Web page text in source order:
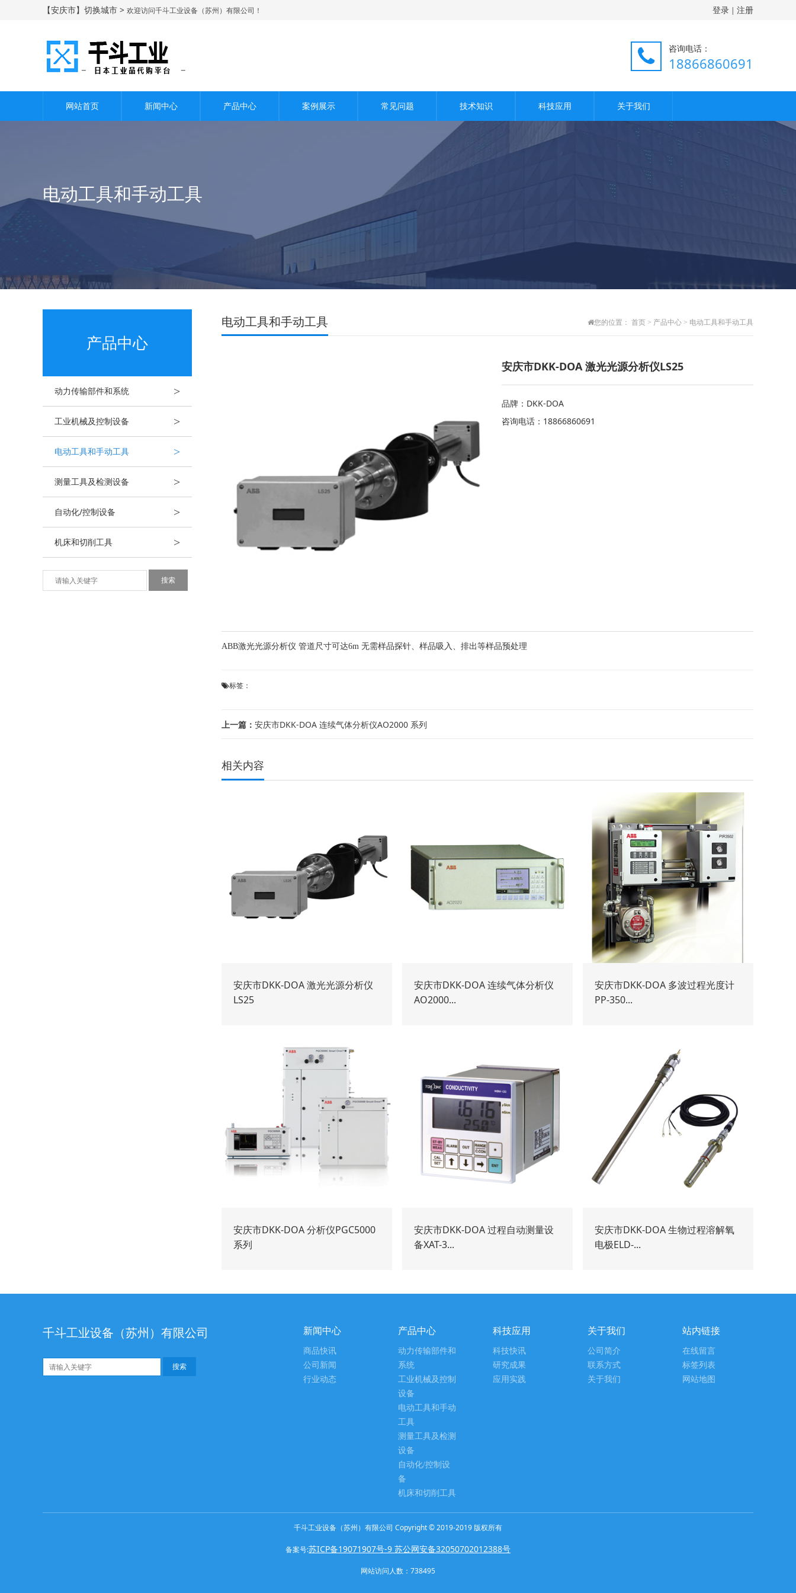
【安庆市】切换城市 > 欢迎访问千斗工业设备（苏州）有限公司！ 登录 | 注册
咨询电话：
18866860691
网站首页 新闻中心 产品中心 案例展示 常见问题 技术知识 科技应用 关于我们
电动工具和手动工具
产品中心
动力传输部件和系统 >
工业机械及控制设备 >
电动工具和手动工具 >
测量工具及检测设备 >
自动化/控制设备 >
机床和切削工具 >
电动工具和手动工具 您的位置： 首页 > 产品中心 > 电动工具和手动工具
安庆市DKK-DOA 激光光源分析仪LS25
品牌：DKK-DOA
咨询电话：18866860691
ABB激光光源分析仪 管道尺寸可达6m 无需样品探针、样品吸入、排出等样品预处理
标签：
上一篇： 安庆市DKK-DOA 连续气体分析仪AO2000 系列
相关内容
安庆市DKK-DOA 激光光源分析仪
LS25
安庆市DKK-DOA 连续气体分析仪
AO2000...
安庆市DKK-DOA 多波过程光度计
PP-350...
安庆市DKK-DOA 分析仪PGC5000
系列
安庆市DKK-DOA 过程自动测量设
备XAT-3...
安庆市DKK-DOA 生物过程溶解氧
电极ELD-...
千斗工业设备（苏州）有限公司 新闻中心
商品快讯
公司新闻
行业动态
产品中心
动力传输部件和
系统
工业机械及控制
设备
电动工具和手动
工具
测量工具及检测
设备
自动化/控制设
备
机床和切削工具
科技应用
科技快讯
研究成果
应用实践
关于我们
公司简介
联系方式
关于我们
站内链接
在线留言
标签列表
网站地图
千斗工业设备（苏州）有限公司 Copyright © 2019-2019 版权所有
备案号:苏ICP备19071907号-9 苏公网安备32050702012388号
网站访问人数： 738495